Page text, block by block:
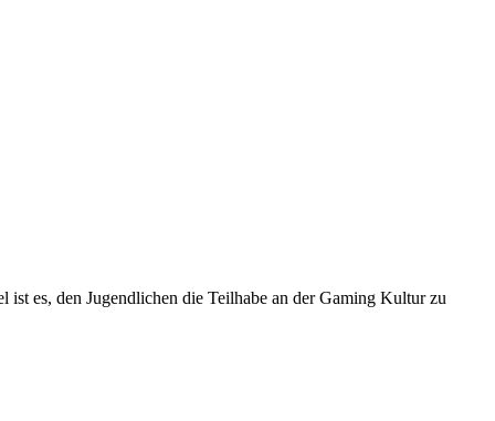
es, den Jugendlichen die Teilhabe an der Gaming Kultur zu